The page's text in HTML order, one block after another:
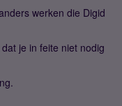
werken die Digid
je in feite niet nodig